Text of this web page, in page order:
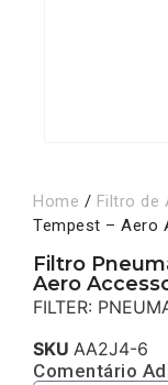
Home / Filtro de
Tempest – Aero
Filtro
Aero
FILTER:
SKU AA2J4-6
Comentário